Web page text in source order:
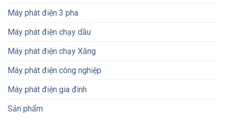
Máy phát điện 3 pha
Máy phát điện chạy dầu
Máy phát điện chạy Xăng
Máy phát điện công nghiệp
Máy phát điện gia đình
Sản phẩm